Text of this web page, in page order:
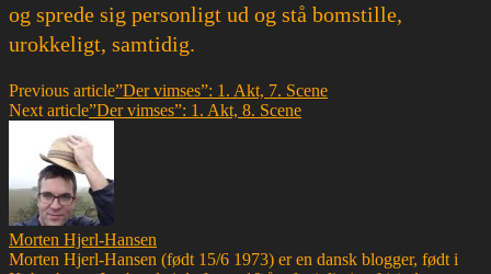
og sprede sig personligt ud og stå bomstille,
urokkeligt, samtidig.
Previous article”Der vimses”: 1. Akt, 7. Scene
Next article”Der vimses”: 1. Akt, 8. Scene
Morten Hjerl-Hansen
Morten Hjerl-Hansen (født 15/6 1973) er en dansk blogger, født i